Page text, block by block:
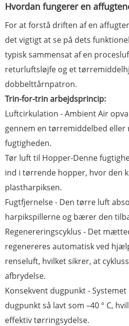
Hvordan fungerer en
For at forstå driften af ​​en
det vigtigt at se på dets
typisk sammensat af en
returluftsløjfe og et
dobbelttårnpatron.
Trin-for-trin arbejdsprincip:
Luftcirkulation - Ambient Air
gennem en tørremiddelbed
fugtigheden.
Tør luft til Hopper-Denne
ind i tørrende hopper, hvor den
plastharpiksen.
Fugtfjernelse - Den tørre luft
harpikspillerne og bærer den
Regenereringscyklus - Det
regenereres automatisk ved
renseluft, hvilket sikrer, at
afbrydelse.
Konsekvent dugpunkt -
dugpunkt så lavt som –40 ° C,
effektiv tørringsydelse.